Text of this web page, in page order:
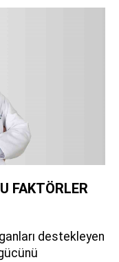
FAKTÖRLER
destekleyen